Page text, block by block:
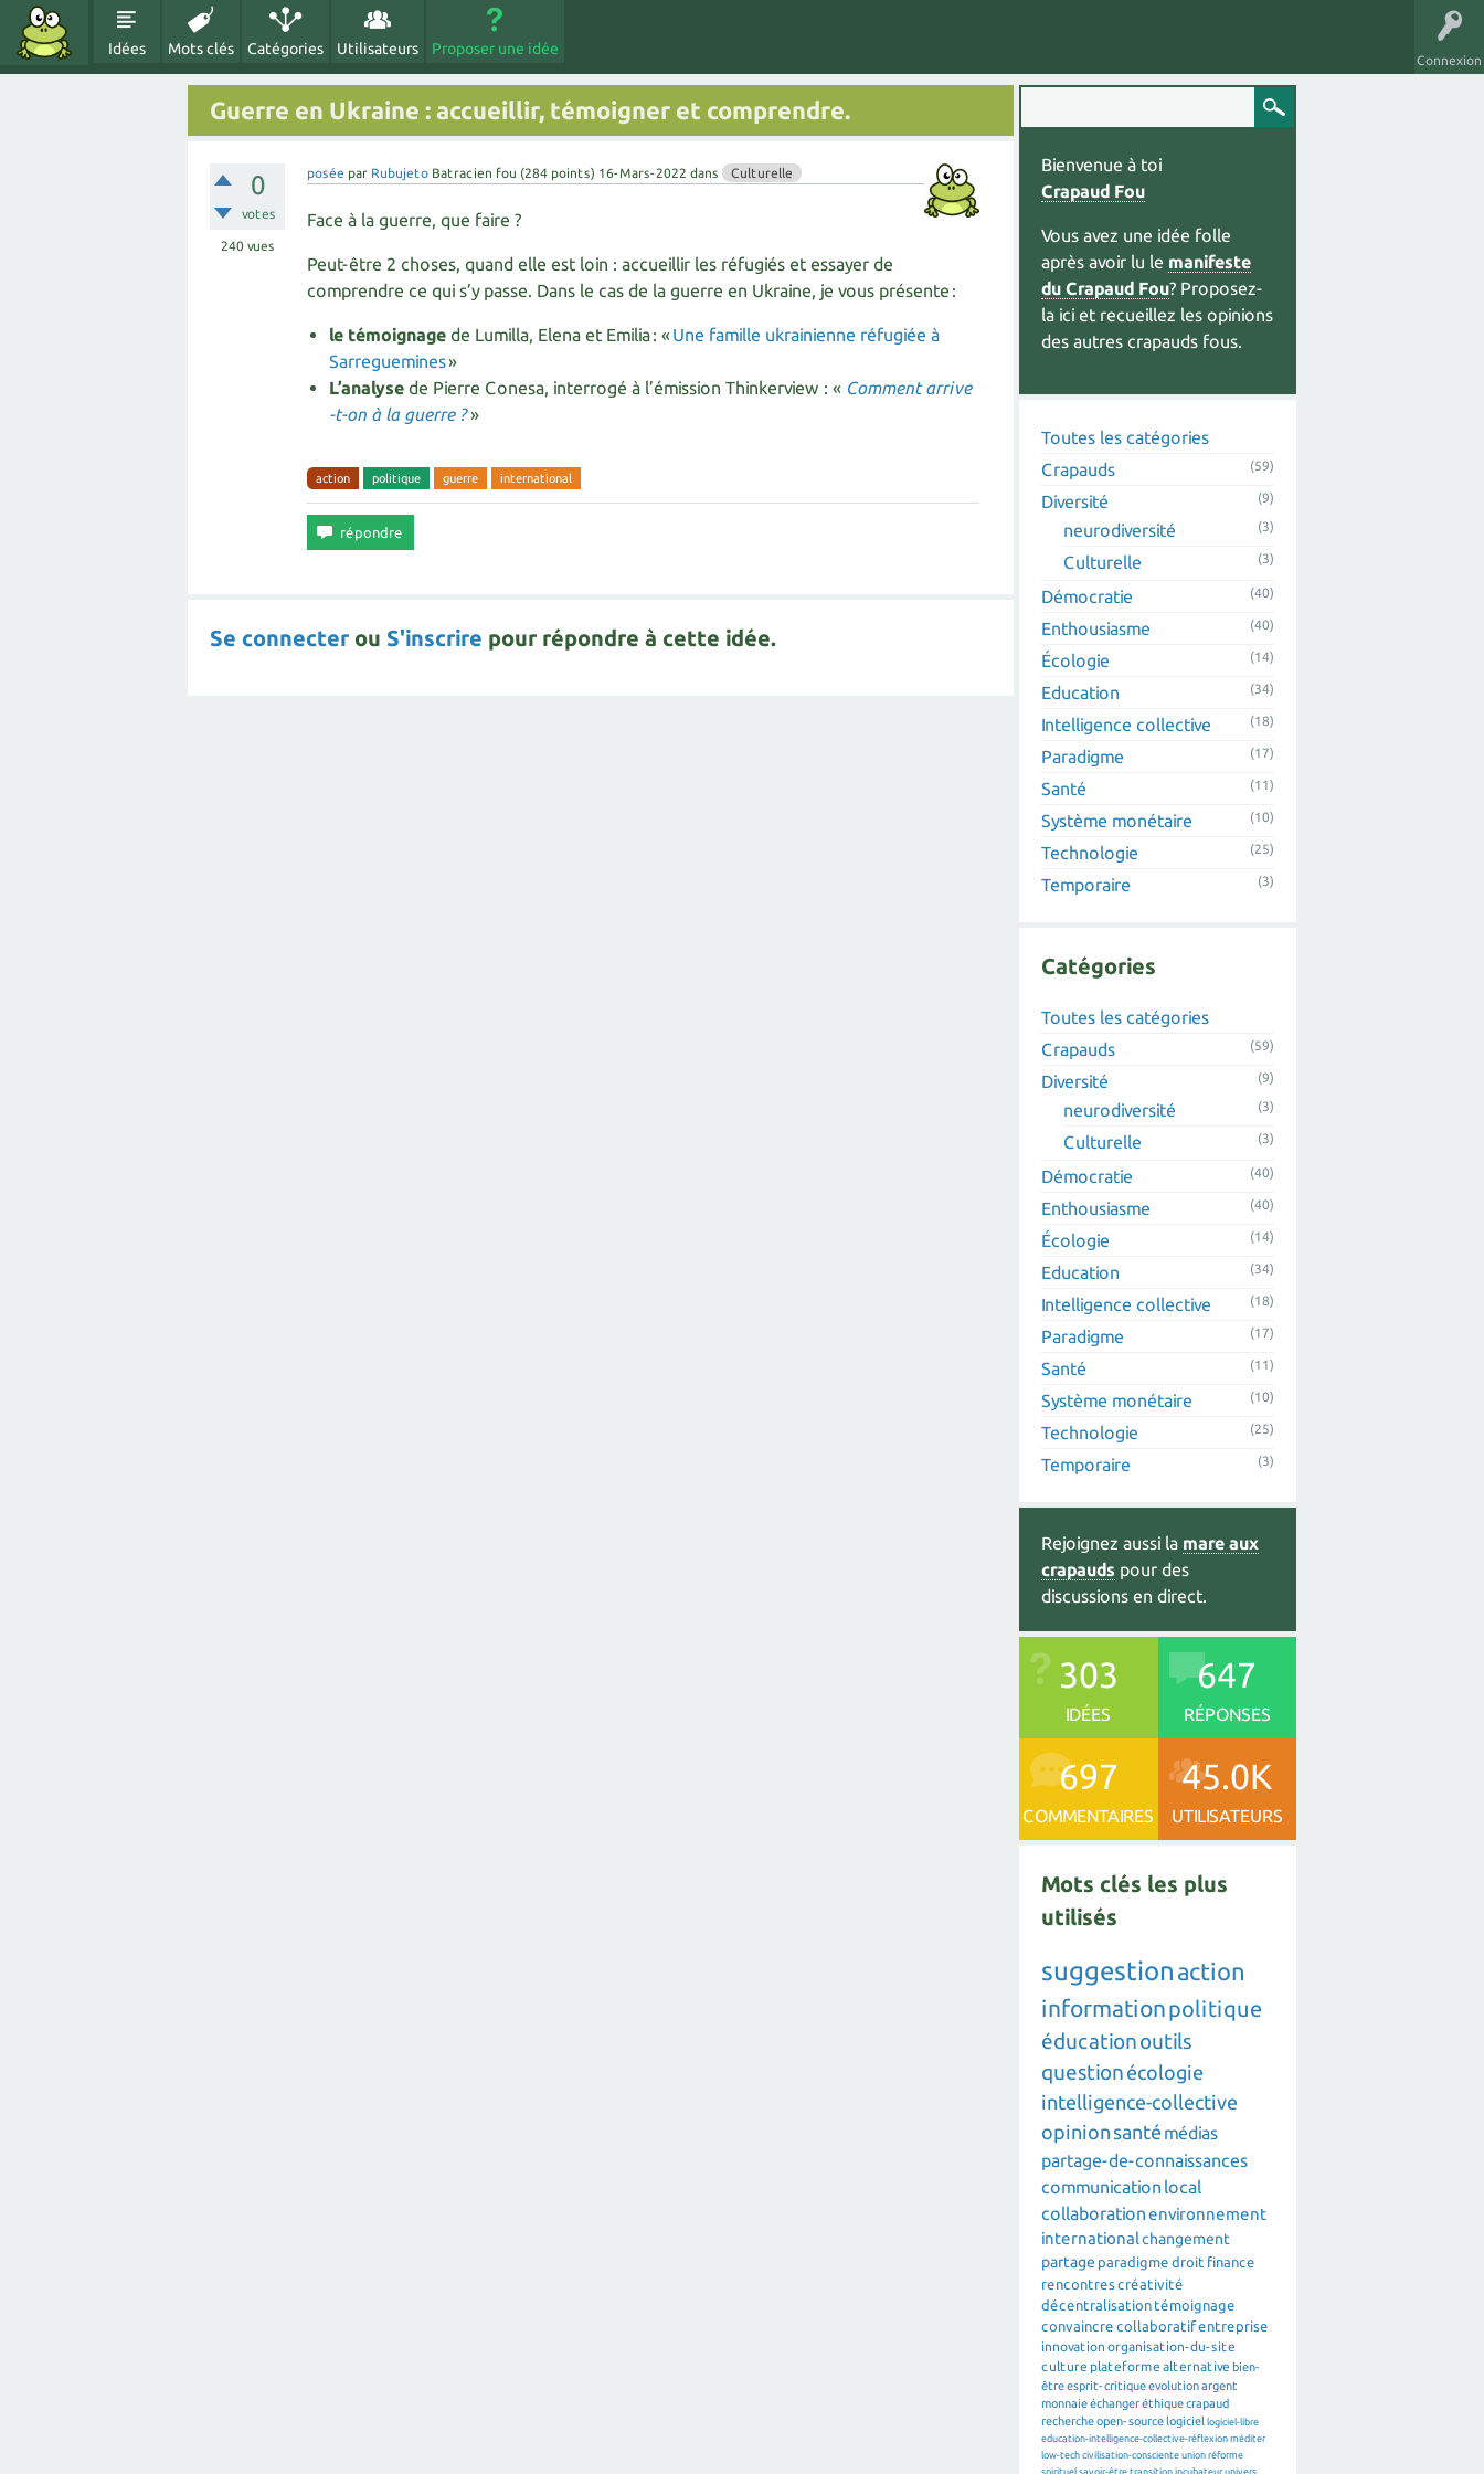
Connexion
Idées Mots clés Catégories Utilisateurs Proposer une idée
Guerre en Ukraine : accueillir, témoigner et comprendre.
0
votes
240vues
posée par Rubujeto Batracien fou (284 points) 16-Mars-2022 dans Culturelle
Face à la guerre, que faire ?
Peut-être 2 choses, quand elle est loin : accueillir les réfugiés et essayer de
comprendre ce qui s’y passe. Dans le cas de la guerre en Ukraine, je vous présente :
le témoignage de Lumilla, Elena et Emilia : «Une famille ukrainienne réfugiée à
Sarreguemines»
L’analyse de Pierre Conesa, interrogé à l’émission Thinkerview : « Comment arrive
-t-on à la guerre ? »
action politique guerre international
Se connecter ou S'inscrire pour répondre à cette idée.
Bienvenue à toi
Crapaud Fou
Vous avez une idée folle
après avoir lu le manifeste
du Crapaud Fou? Proposez-
la ici et recueillez les opinions
des autres crapauds fous.
Toutes les catégories
Crapauds
(59)
Diversité (9)
neurodiversité (3)
Culturelle (3)
Démocratie (40)
Enthousiasme (40)
Écologie (14)
Education (34)
Intelligence collective (18)
Paradigme (17)
Santé (11)
Système monétaire (10)
Technologie (25)
Temporaire (3)
Catégories
Toutes les catégories
Crapauds
(59)
Diversité (9)
neurodiversité (3)
Culturelle (3)
Démocratie (40)
Enthousiasme (40)
Écologie (14)
Education (34)
Intelligence collective (18)
Paradigme (17)
Santé (11)
Système monétaire (10)
Technologie (25)
Temporaire (3)
Rejoignez aussi la mare aux
crapauds pour des
discussions en direct.
303
IDÉES
647
RÉPONSES
697
COMMENTAIRES
45.0K
UTILISATEURS
Mots clés les plus
utilisés
suggestion action
informationpolitique
éducationoutils
question écologie
intelligence-collective
opinion santé médias
partage-de-connaissances
communication local
collaborationenvironnement
internationalchangement
partage paradigme droit finance
rencontrescréativité
décentralisation témoignage
convaincre collaboratifentreprise
innovation organisation-du-site
culture plateforme alternative bien-
êtreesprit-critiqueevolutionargent
monnaieéchangeréthiquecrapaud
rechercheopen-source logiciel logiciel-libre
education-intelligence-collective-réflexion méditer
low-tech civilisation-consciente union réforme